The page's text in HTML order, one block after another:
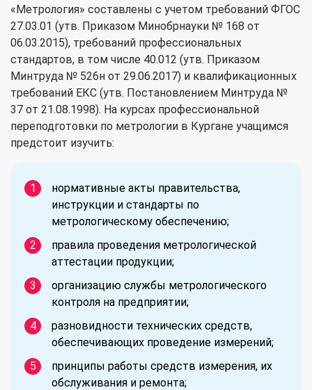
«Метрология» составлены с учетом требований ФГОС
27.03.01 (утв. Приказом Минобрнауки № 168 от
06.03.2015), требований профессиональных
стандартов, в том числе 40.012 (утв. Приказом
Минтруда № 526н от 29.06.2017) и квалификационных
требований ЕКС (утв. Постановлением Минтруда №
37 от 21.08.1998). На курсах профессиональной
переподготовки по метрологии в Кургане учащимся
предстоит изучить:
нормативные акты правительства,
инструкции и стандарты по
метрологическому обеспечению;
правила проведения метрологической
аттестации продукции;
организацию службы метрологического
контроля на предприятии;
разновидности технических средств,
обеспечивающих проведение измерений;
принципы работы средств измерения, их
обслуживания и ремонта;